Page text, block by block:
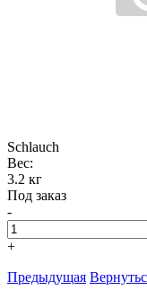
Schlauch
Вес:
3.2 кг
Под заказ
-
+
Предыдущая